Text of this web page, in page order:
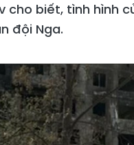
cho biết, tình hình
đội Nga.